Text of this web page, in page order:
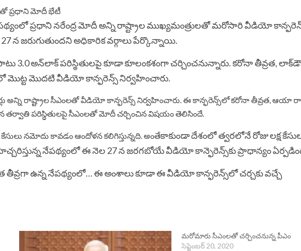
ప్రధాని నరేంద్ర మోదీ అన్ని రాష్ట్రాల ముఖ్యమంత్రులతో మరోసారి వీడియో
న జరుగుతుందని అధికారిక వర్గాలు పేర్కొన్నాయి.
3.0 అన్‌లాక్ పరిస్థితులపై కూడా కూలంకశంగా చర్చించనున్నారు. కరోనా తీవ్రత,
మొదటి వీడియో కాన్ఫరెన్స్ నిర్వహించారు.
అన్ని రాష్ట్రాల సీఎంలతో వీడియో కాన్ఫరెన్స్ నిర్వహించారు. ఈ కాన్ఫరెన్స్‌లో కరోనా తీవ్రత, ఆయా
తర్వాతి పరిస్థితులపై సీఎంలతో మోదీ చర్చించిన విషయం తెలిసిందే.
నమోదు కావడం ఆందోళన కలిగిస్తున్నది. అంతేకాకుండా దేశంలో త్వరలోనే రోజు లక్ష
నేపథ్యంలో ఈ నెల 27 న జరగబోయే వీడియో కాన్ఫెరెన్స్‌కు ప్రాధాన్యం
తీవ్రగా ఉన్న నేపథ్యంలో… ఈ అంశాలు కూడా ఈ వీడియో కాన్ఫరెన్స్‌లో చర్చకు వచ్చే
మ‌రోమారు సీఎంల‌తో చ‌ర్చించ‌నున్న పీఎం
సెప్టెంబర్ 20, 2020